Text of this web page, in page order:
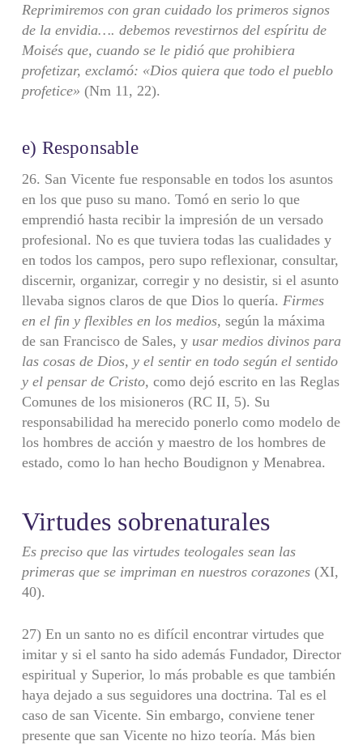
Reprimiremos con gran cuidado los primeros signos
de la envidia…. debemos revestirnos del espíritu de
Moisés que, cuando se le pidió que prohibiera
profetizar, exclamó: «Dios quiera que todo el pueblo
profetice» (Nm 11, 22).
e) Responsable
26. San Vicente fue responsable en todos los asuntos
en los que puso su mano. Tomó en serio lo que
emprendió hasta recibir la impresión de un versado
profesional. No es que tuviera todas las cualidades y
en todos los campos, pero supo reflexionar, consultar,
discernir, organizar, corregir y no desistir, si el asunto
llevaba signos claros de que Dios lo quería. Firmes
en el fin y flexibles en los medios, según la máxima
de san Francisco de Sales, y usar medios divinos para
las cosas de Dios, y el sentir en todo según el sentido
y el pensar de Cristo, como dejó escrito en las Reglas
Comunes de los misioneros (RC II, 5). Su
responsabili­dad ha merecido ponerlo como modelo de
los hombres de acción y maestro de los hombres de
estado, como lo han hecho Boudignon y Menabrea.
Virtudes sobrenaturales
Es preciso que las virtudes teologales sean las
primeras que se impriman en nuestros corazones (XI,
40).
27) En un santo no es difícil encontrar virtudes que
imitar y si el santo ha sido además Fundador, Director
espiritual y Superior, lo más probable es que tam­bién
haya dejado a sus seguidores una doctrina. Tal es el
caso de san Vicente. Sin embargo, conviene tener
presente que san Vicente no hizo teoría. Más bien